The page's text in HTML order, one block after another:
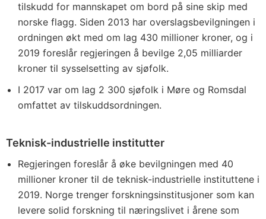
tilskudd for mannskapet om bord på sine skip med
norske flagg. Siden 2013 har overslagsbevilgningen i
ordningen økt med om lag 430 millioner kroner, og i
2019 foreslår regjeringen å bevilge 2,05 milliarder
kroner til sysselsetting av sjøfolk.
I 2017 var om lag 2 300 sjøfolk i Møre og Romsdal
omfattet av tilskuddsordningen.
Teknisk-industrielle institutter
Regjeringen foreslår å øke bevilgningen med 40
millioner kroner til de teknisk-industrielle instituttene i
2019. Norge trenger forskningsinstitusjoner som kan
levere solid forskning til næringslivet i årene som